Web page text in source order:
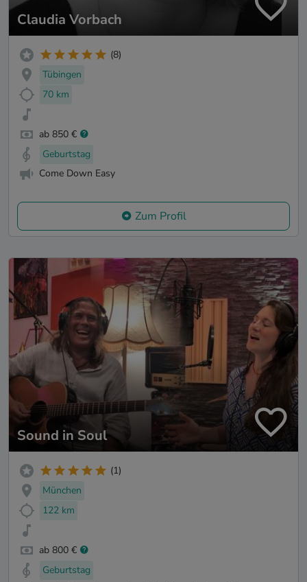
Claudia Vorbach
(8)
Tübingen
70 km
ab 850 €
Geburtstag
Come Down Easy
Zum Profil
Sound in Soul
(1)
München
122 km
ab 800 €
Geburtstag